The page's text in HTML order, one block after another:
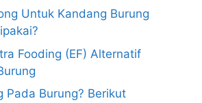
Untuk Kandang Burung
Fooding (EF) Alternatif
Pada Burung? Berikut